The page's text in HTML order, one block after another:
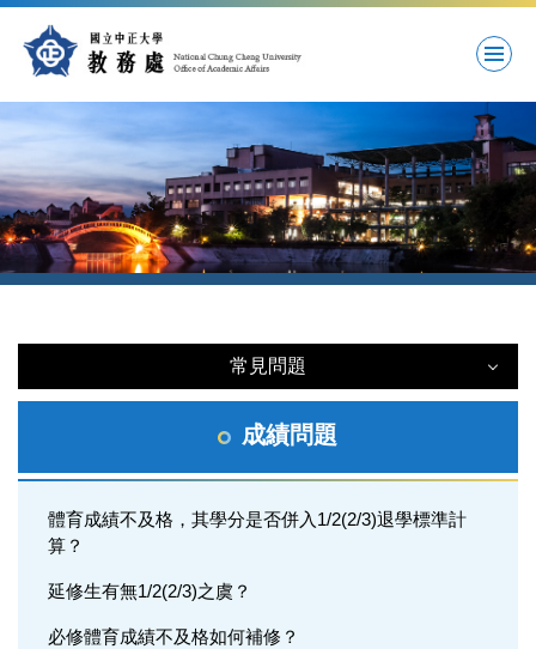
到
常見問題
常見問題
註冊問題
學籍問題
成績問題
成績問題
體育成績不及格，其學分是否併入1/2(2/3)退學標準計
算？
延修生有無1/2(2/3)之虞？
必修體育成績不及格如何補修？